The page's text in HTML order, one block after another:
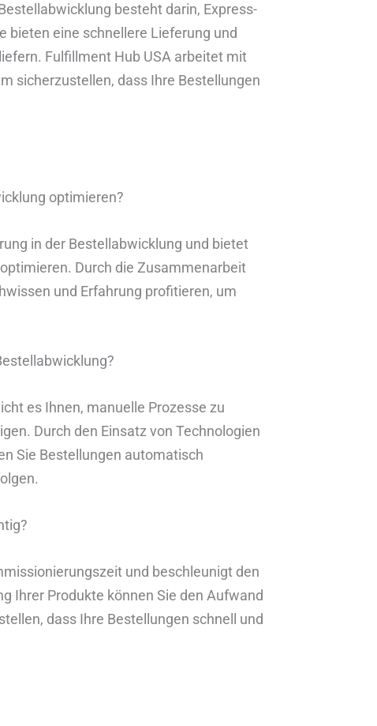
besteht darin, Express-
bieten eine schnellere Lieferung und
Fulfillment Hub USA arbeitet mit
sicherzustellen, dass Ihre Bestellungen
optimieren?
in der Bestellabwicklung und bietet
Durch die Zusammenarbeit
und Erfahrung profitieren, um
es Ihnen, manuelle Prozesse zu
Durch den Einsatz von Technologien
Sie Bestellungen automatisch
und beschleunigt den
Ihrer Produkte können Sie den Aufwand
dass Ihre Bestellungen schnell und